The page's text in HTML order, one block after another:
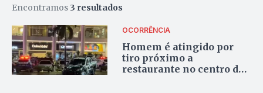
Encontramos 3 resultados
OCORRÊNCIA
Homem é atingido por
tiro próximo a
restaurante no centro de